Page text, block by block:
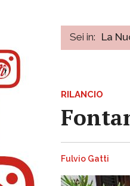
Sei in: La
RILANCIO
Fulvio Gatti